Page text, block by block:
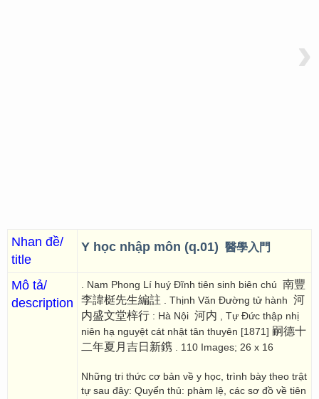
›
Nhan đề/
title
Y học nhập môn (q.01) 醫學入門
Mô tả/
description
. Nam Phong Lí huý Đĩnh tiên sinh biên chú 南豐
李諱梃先生編註 . Thịnh Văn Đường tử hành 河
内盛文堂梓行 : Hà Nội 河内 , Tự Đức thập nhị
niên hạ nguyệt cát nhật tân thuyên [1871] 嗣德十
二年夏月吉日新鎸 . 110 Images; 26 x 16
Những tri thức cơ bản về y học, trình bày theo trật
tự sau đây: Quyển thủ: phàm lệ, các sơ đồ về tiên